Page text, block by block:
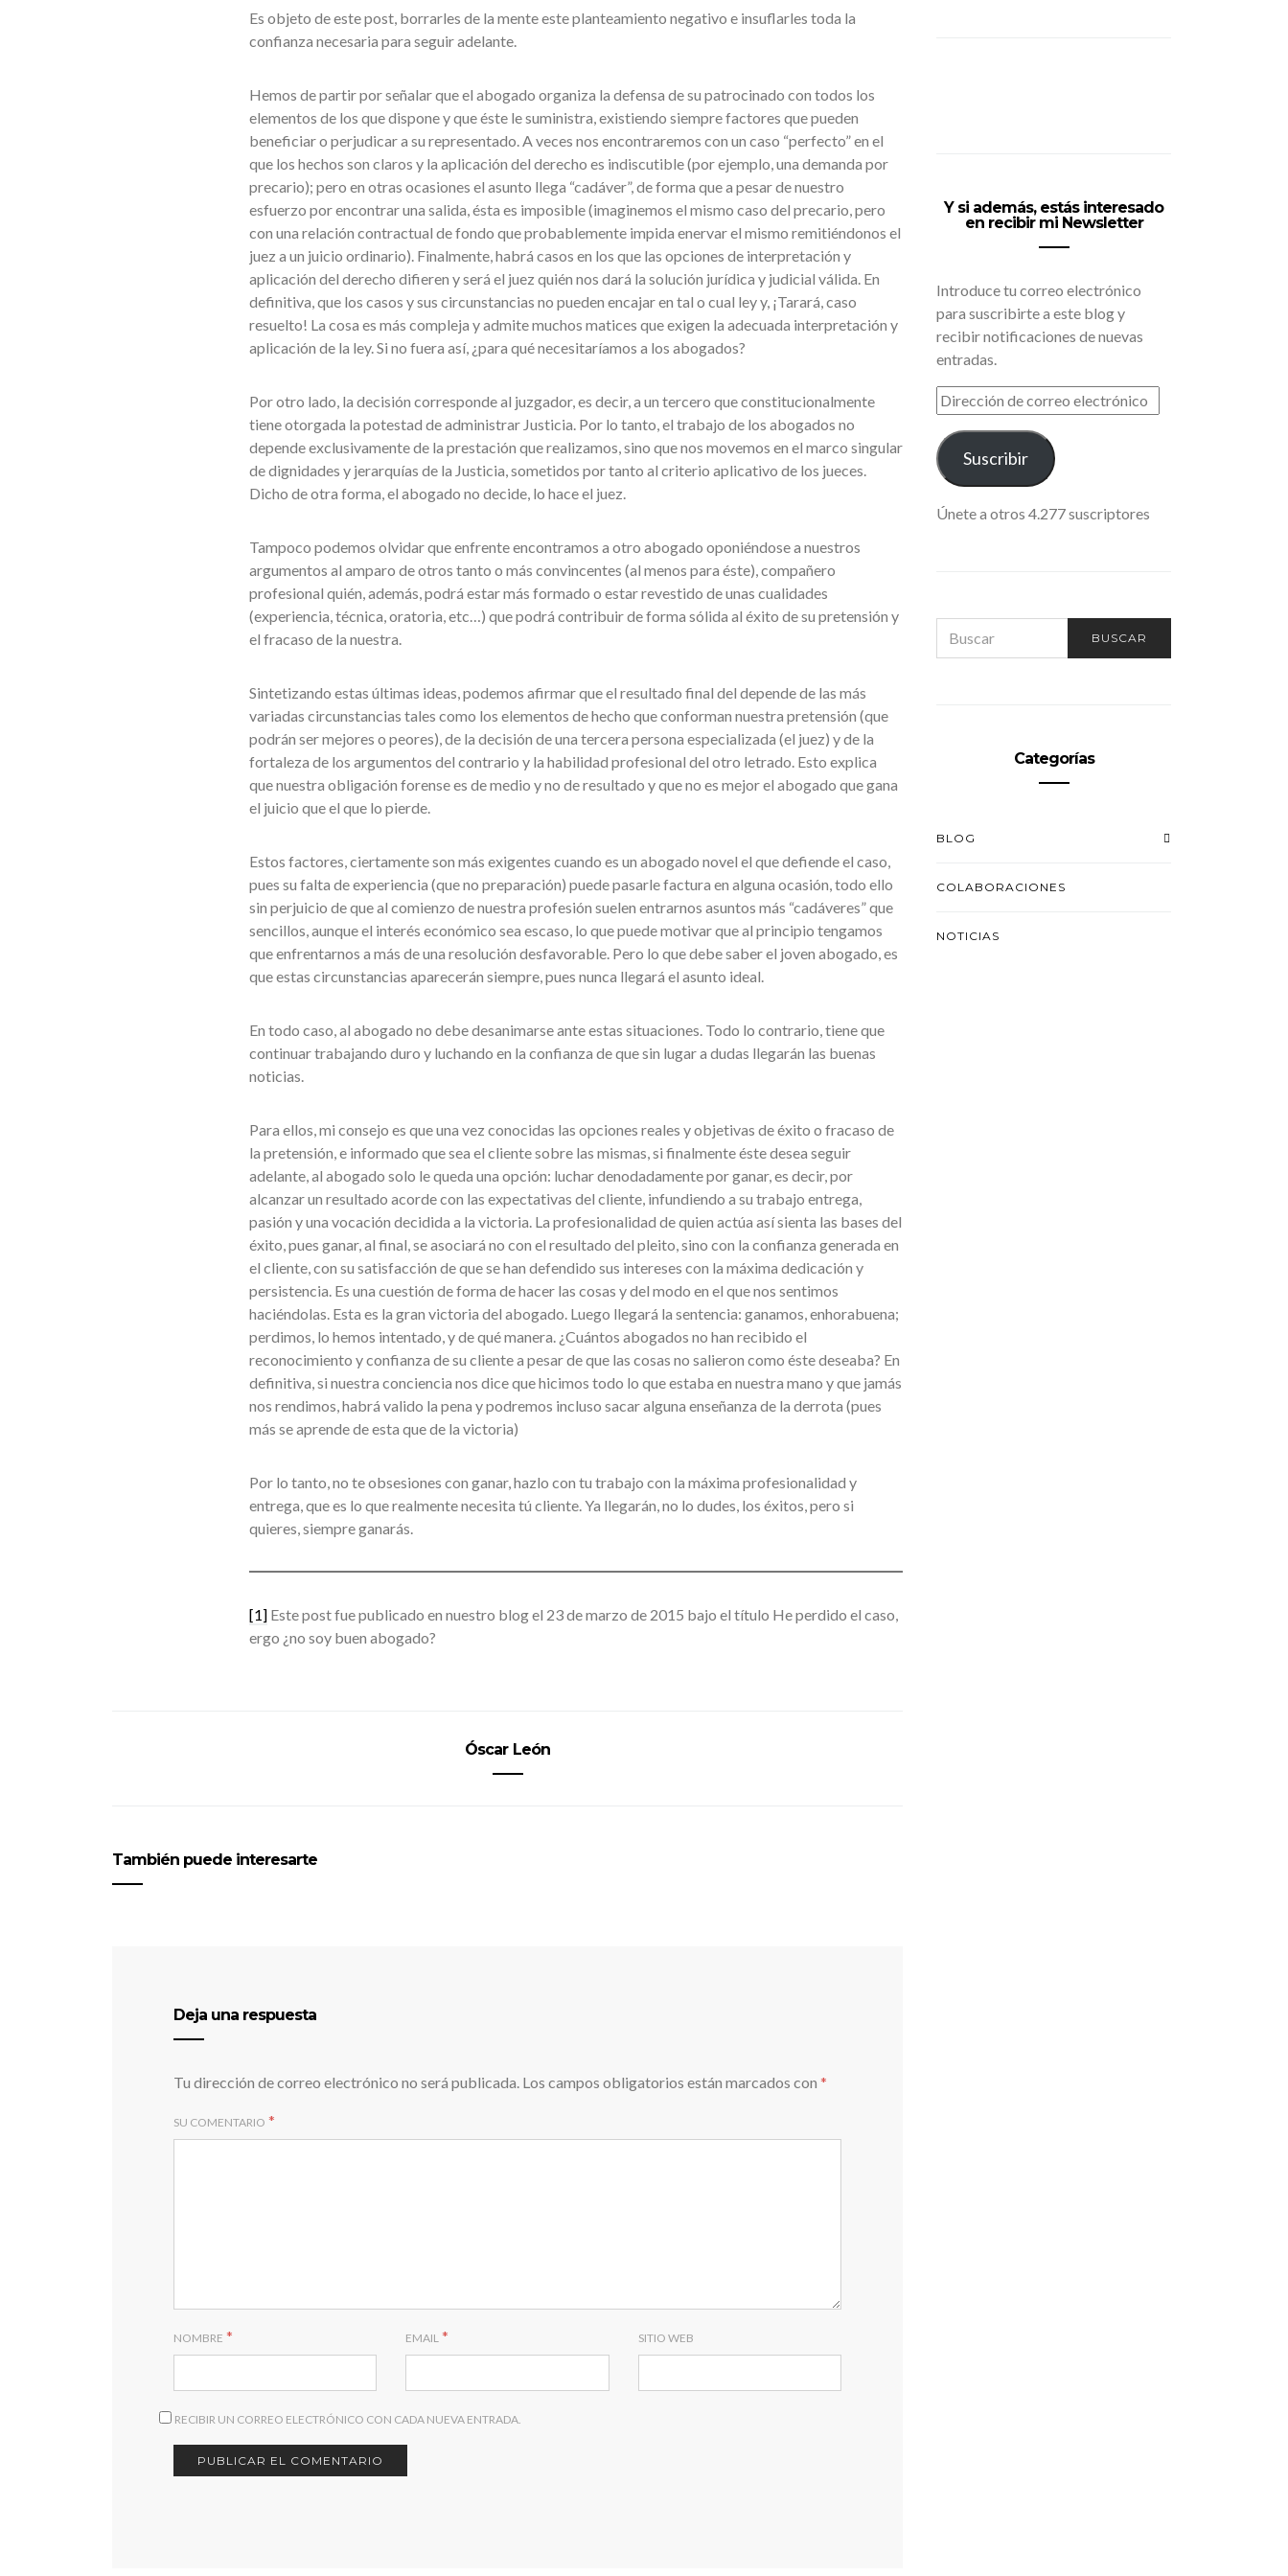
Es objeto de este post, borrarles de la mente este planteamiento negativo e insuflarles toda la
confianza necesaria para seguir adelante.
Hemos de partir por señalar que el abogado organiza la defensa de su patrocinado con todos los
elementos de los que dispone y que éste le suministra, existiendo siempre factores que pueden
beneficiar o perjudicar a su representado. A veces nos encontraremos con un caso “perfecto” en el
que los hechos son claros y la aplicación del derecho es indiscutible (por ejemplo, una demanda por
precario); pero en otras ocasiones el asunto llega “cadáver”, de forma que a pesar de nuestro
esfuerzo por encontrar una salida, ésta es imposible (imaginemos el mismo caso del precario, pero
con una relación contractual de fondo que probablemente impida enervar el mismo remitiéndonos el
juez a un juicio ordinario). Finalmente, habrá casos en los que las opciones de interpretación y
aplicación del derecho difieren y será el juez quién nos dará la solución jurídica y judicial válida. En
definitiva, que los casos y sus circunstancias no pueden encajar en tal o cual ley y, ¡Tarará, caso
resuelto! La cosa es más compleja y admite muchos matices que exigen la adecuada interpretación y
aplicación de la ley. Si no fuera así, ¿para qué necesitaríamos a los abogados?
Por otro lado, la decisión corresponde al juzgador, es decir, a un tercero que constitucionalmente
tiene otorgada la potestad de administrar Justicia. Por lo tanto, el trabajo de los abogados no
depende exclusivamente de la prestación que realizamos, sino que nos movemos en el marco singular
de dignidades y jerarquías de la Justicia, sometidos por tanto al criterio aplicativo de los jueces.
Dicho de otra forma, el abogado no decide, lo hace el juez.
Tampoco podemos olvidar que enfrente encontramos a otro abogado oponiéndose a nuestros
argumentos al amparo de otros tanto o más convincentes (al menos para éste), compañero
profesional quién, además, podrá estar más formado o estar revestido de unas cualidades
(experiencia, técnica, oratoria, etc…) que podrá contribuir de forma sólida al éxito de su pretensión y
el fracaso de la nuestra.
Sintetizando estas últimas ideas, podemos afirmar que el resultado final del depende de las más
variadas circunstancias tales como los elementos de hecho que conforman nuestra pretensión (que
podrán ser mejores o peores), de la decisión de una tercera persona especializada (el juez) y de la
fortaleza de los argumentos del contrario y la habilidad profesional del otro letrado. Esto explica
que nuestra obligación forense es de medio y no de resultado y que no es mejor el abogado que gana
el juicio que el que lo pierde.
Estos factores, ciertamente son más exigentes cuando es un abogado novel el que defiende el caso,
pues su falta de experiencia (que no preparación) puede pasarle factura en alguna ocasión, todo ello
sin perjuicio de que al comienzo de nuestra profesión suelen entrarnos asuntos más “cadáveres” que
sencillos, aunque el interés económico sea escaso, lo que puede motivar que al principio tengamos
que enfrentarnos a más de una resolución desfavorable. Pero lo que debe saber el joven abogado, es
que estas circunstancias aparecerán siempre, pues nunca llegará el asunto ideal.
En todo caso, al abogado no debe desanimarse ante estas situaciones. Todo lo contrario, tiene que
continuar trabajando duro y luchando en la confianza de que sin lugar a dudas llegarán las buenas
noticias.
Para ellos, mi consejo es que una vez conocidas las opciones reales y objetivas de éxito o fracaso de
la pretensión, e informado que sea el cliente sobre las mismas, si finalmente éste desea seguir
adelante, al abogado solo le queda una opción: luchar denodadamente por ganar, es decir, por
alcanzar un resultado acorde con las expectativas del cliente, infundiendo a su trabajo entrega,
pasión y una vocación decidida a la victoria. La profesionalidad de quien actúa así sienta las bases del
éxito, pues ganar, al final, se asociará no con el resultado del pleito, sino con la confianza generada en
el cliente, con su satisfacción de que se han defendido sus intereses con la máxima dedicación y
persistencia. Es una cuestión de forma de hacer las cosas y del modo en el que nos sentimos
haciéndolas. Esta es la gran victoria del abogado. Luego llegará la sentencia: ganamos, enhorabuena;
perdimos, lo hemos intentado, y de qué manera. ¿Cuántos abogados no han recibido el
reconocimiento y confianza de su cliente a pesar de que las cosas no salieron como éste deseaba? En
definitiva, si nuestra conciencia nos dice que hicimos todo lo que estaba en nuestra mano y que jamás
nos rendimos, habrá valido la pena y podremos incluso sacar alguna enseñanza de la derrota (pues
más se aprende de esta que de la victoria)
Por lo tanto, no te obsesiones con ganar, hazlo con tu trabajo con la máxima profesionalidad y
entrega, que es lo que realmente necesita tú cliente. Ya llegarán, no lo dudes, los éxitos, pero si
quieres, siempre ganarás.
[1]Este post fue publicado en nuestro blog el 23 de marzo de 2015 bajo el título He perdido el caso,
ergo ¿no soy buen abogado?
Óscar León
También puede interesarte
Deja una respuesta
Tu dirección de correo electrónico no será publicada. Los campos obligatorios están marcados con *
SU COMENTARIO *
NOMBRE * EMAIL * SITIO WEB
RECIBIR UN CORREO ELECTRÓNICO CON CADA NUEVA ENTRADA.
Y si además, estás interesado
en recibir mi Newsletter
Introduce tu correo electrónico
para suscribirte a este blog y
recibir notificaciones de nuevas
entradas.
DIRECCIÓN
DE
CORREO
ELECTRÓNICO
Suscribir
Únete a otros 4.277 suscriptores
FOR:
BUSCAR
Categorías
BLOG
COLABORACIONES
NOTICIAS